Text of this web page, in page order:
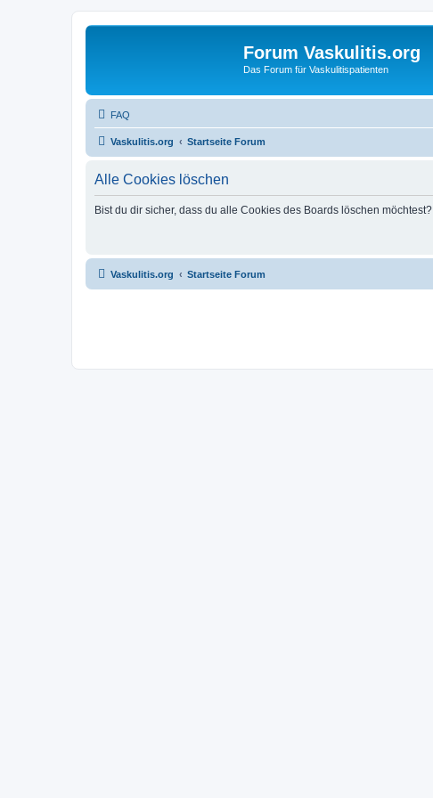
Forum Vaskulitis.org
Das Forum für Vaskulitispatienten
FAQ
Vaskulitis.org Startseite Forum
Alle Cookies löschen
Bist du dir sicher, dass du alle Cookies des Boards löschen möchtest?
Vaskulitis.org Startseite Forum